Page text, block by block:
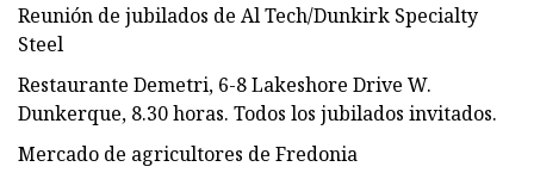
Reunión de jubilados de Al Tech/Dunkirk Specialty
Steel
Restaurante Demetri, 6-8 Lakeshore Drive W.
Dunkerque, 8.30 horas. Todos los jubilados invitados.
Mercado de agricultores de Fredonia